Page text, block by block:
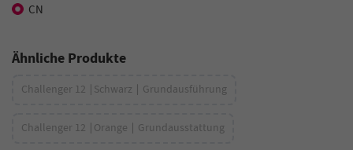
CN
Ähnliche Produkte
Challenger 12 ∣Schwarz ∣ Grundausführung
Challenger 12 ∣Orange ∣ Grundausstattung